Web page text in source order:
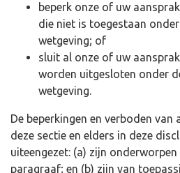
beperk onze of uw
die niet is toegestaan
wetgeving; of
sluit al onze of uw
worden uitgesloten onder
wetgeving.
De beperkingen en verboden van
deze sectie en elders in deze
uiteengezet: (a) zijn
paragraaf; en (b) zijn van